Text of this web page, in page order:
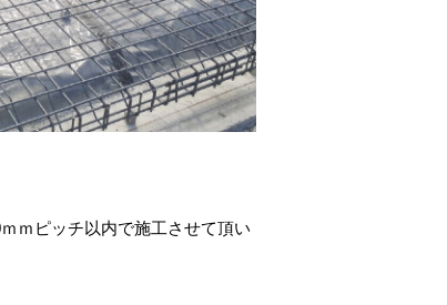
ｍピッチ以内で施工させて頂い